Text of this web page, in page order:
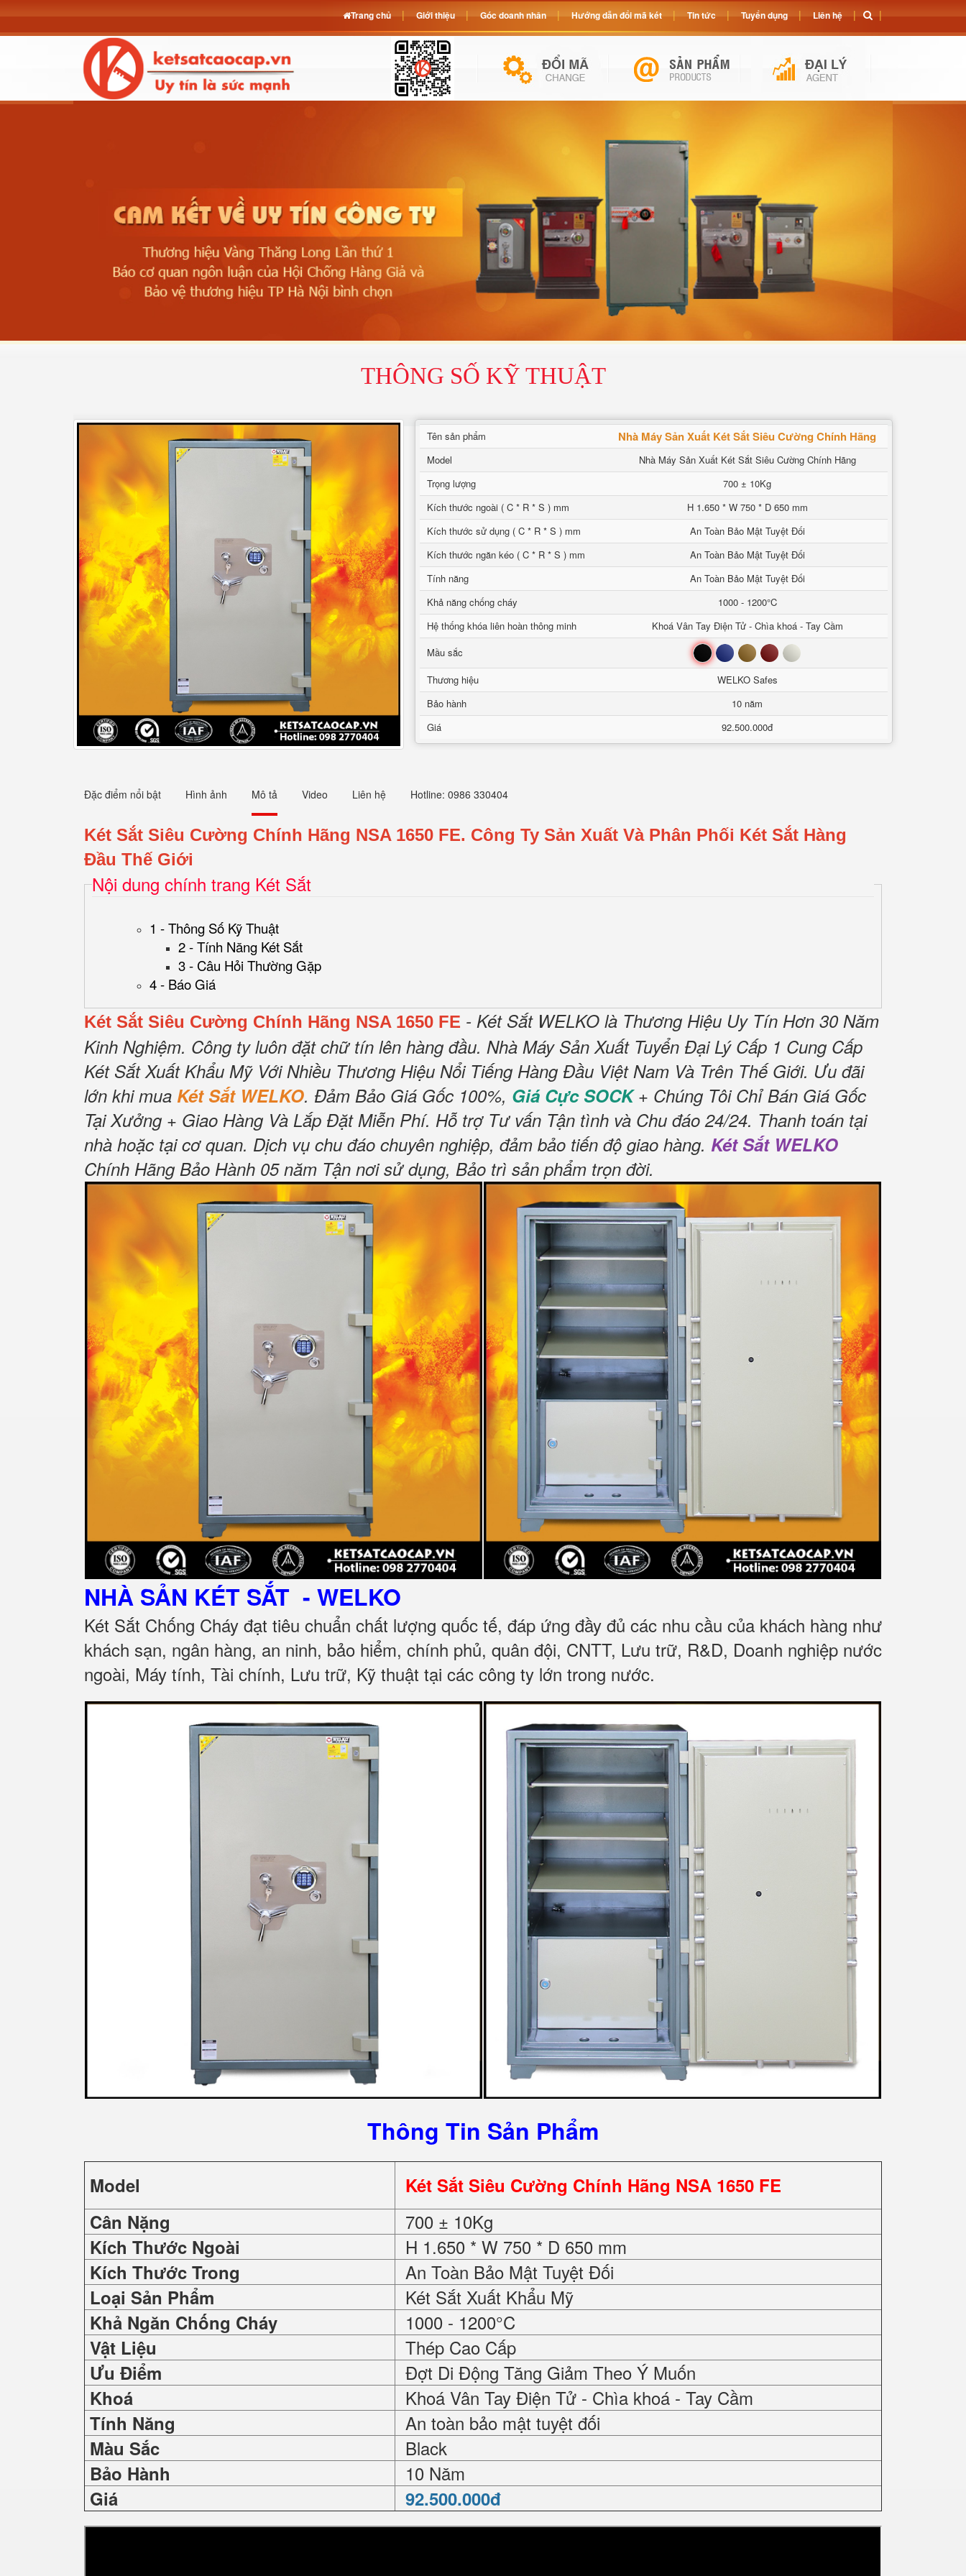
THÔNG SỐ KỸ THUẬT
Tên sản phẩm Nhà Máy Sản Xuất Két Sắt Siêu Cường Chính Hãng
Model
Nhà Máy Sản Xuất Két Sắt Siêu Cường Chính Hãng
Trọng lượng
700 ± 10Kg
Kích thước ngoài ( C * R * S ) mm
H 1.650 * W 750 * D 650 mm
Kích thước sử dụng ( C * R * S ) mm
An Toàn Bảo Mật Tuyệt Đối
Kích thước ngăn kéo ( C * R * S ) mm
An Toàn Bảo Mật Tuyệt Đối
Tính năng
An Toàn Bảo Mật Tuyệt Đối
Khả năng chống cháy
1000 - 1200°C
Hệ thống khóa liên hoàn thông minh
Khoá Vân Tay Điện Tử - Chìa khoá - Tay Cầm
Mầu sắc
Đen Xanh Nâu Đỏ Trắng
Thương hiệu
WELKO Safes
Bảo hành
10 năm
Giá
92.500.000đ
Đặc điểm nổi bật Hình ảnh Mô tả Video Liên hệ Hotline: 0986 330404
Két Sắt Siêu Cường Chính Hãng NSA 1650 FE. Công Ty Sản Xuất Và Phân Phối Két Sắt Hàng
Đầu Thế Giới
Nội dung chính trang Két Sắt
1 - Thông Số Kỹ Thuật
2 - Tính Năng Két Sắt
3 - Câu Hỏi Thường Gặp
4 - Báo Giá
Két Sắt Siêu Cường Chính Hãng NSA 1650 FE - Két Sắt WELKO là Thương Hiệu Uy Tín Hơn 30 Năm
Kinh Nghiệm. Công ty luôn đặt chữ tín lên hàng đầu. Nhà Máy Sản Xuất Tuyển Đại Lý Cấp 1 Cung Cấp
Két Sắt Xuất Khẩu Mỹ Với Nhiều Thương Hiệu Nổi Tiếng Hàng Đầu Việt Nam Và Trên Thế Giới. Ưu đãi
lớn khi mua Két Sắt WELKO. Đảm Bảo Giá Gốc 100%, Giá Cực SOCK+ Chúng Tôi Chỉ Bán Giá Gốc
Tại Xưởng + Giao Hàng Và Lắp Đặt Miễn Phí. Hỗ trợ Tư vấn Tận tình và Chu đáo 24/24. Thanh toán tại
nhà hoặc tại cơ quan. Dịch vụ chu đáo chuyên nghiệp, đảm bảo tiến độ giao hàng. Két Sắt WELKO
Chính Hãng Bảo Hành 05 năm Tận nơi sử dụng, Bảo trì sản phẩm trọn đời.
NHÀ SẢN KÉT SẮT - WELKO
Két Sắt Chống Cháy đạt tiêu chuẩn chất lượng quốc tế, đáp ứng đầy đủ các nhu cầu của khách hàng như
khách sạn, ngân hàng, an ninh, bảo hiểm, chính phủ, quân đội, CNTT, Lưu trữ, R&D, Doanh nghiệp nước
ngoài, Máy tính, Tài chính, Lưu trữ, Kỹ thuật tại các công ty lớn trong nước.
Thông Tin Sản Phẩm
Model
Két Sắt Siêu Cường Chính Hãng NSA 1650 FE
Cân Nặng
700 ± 10Kg
Kích Thước Ngoài H 1.650 * W 750 * D 650 mm
Kích Thước Trong An Toàn Bảo Mật Tuyệt Đối
Loại Sản Phẩm Két Sắt Xuất Khẩu Mỹ
Khả Ngăn Chống Cháy 1000 - 1200°C
Vật Liệu Thép Cao Cấp
Ưu Điểm Đợt Di Động Tăng Giảm Theo Ý Muốn
Khoá Khoá Vân Tay Điện Tử - Chìa khoá - Tay Cầm
Tính Năng An toàn bảo mật tuyệt đối
Màu Sắc Black
Bảo Hành 10 Năm
Giá 92.500.000đ
Trang chủ Giới thiệu Góc doanh nhân Hướng dẫn đổi mã két Tin tức Tuyển dụng Liên hệ